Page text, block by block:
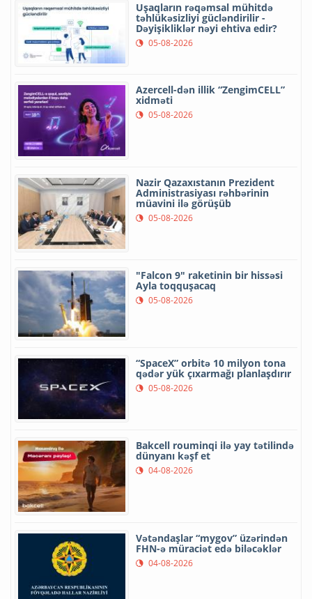
Uşaqların rəqəmsal mühitdə
təhlükəsizliyi gücləndirilir -
Dəyişikliklər nəyi ehtiva edir?
05-08-2026
Azercell-dən illik “ZengimCELL”
xidməti
05-08-2026
Nazir Qazaxıstanın Prezident
Administrasiyası rəhbərinin
müavini ilə görüşüb
05-08-2026
"Falcon 9" raketinin bir hissəsi
Ayla toqquşacaq
05-08-2026
“SpaceX” orbitə 10 milyon tona
qədər yük çıxarmağı planlaşdırır
05-08-2026
Bakcell rouminqi ilə yay tətilində
dünyanı kəşf et
04-08-2026
Vətəndaşlar “mygov” üzərindən
FHN-ə müraciət edə biləcəklər
04-08-2026